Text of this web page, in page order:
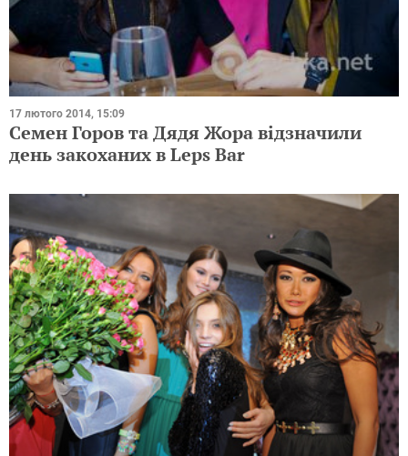
17 лютого 2014, 15:09
Семен Горов та Дядя Жора відзначили
день закоханих в Leps Bar